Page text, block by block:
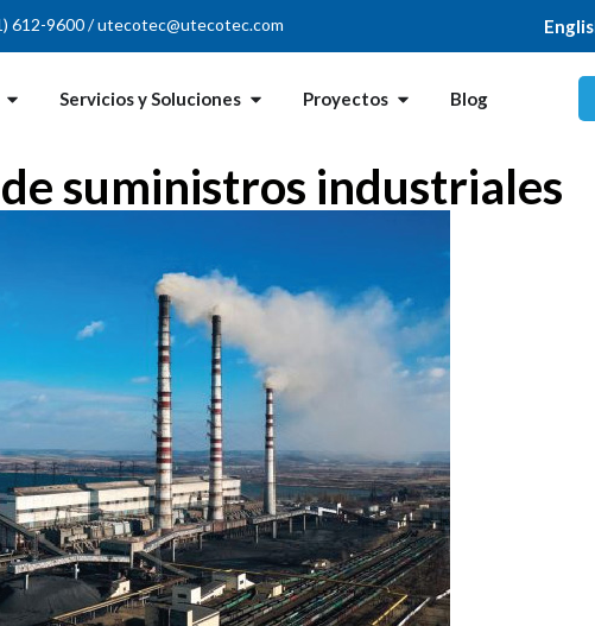
612-9600 / utecotec@utecotec.com
Servicios y Soluciones Proyectos Blog
suministros industriales